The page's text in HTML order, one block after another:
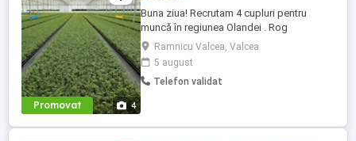
Promovat 4
Buna ziua! Recrutam 4 cupluri pentru
muncă în regiunea Olandei . Rog
seriozitate și pentru mai multe detalii va
rog contactați in Whatsap la Nr( ) .Va
mulțumesc!
Ramnicu Valcea, Valcea
5 august
Telefon validat